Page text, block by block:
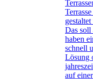
Das soll
haben
schnell
Lösung
auf